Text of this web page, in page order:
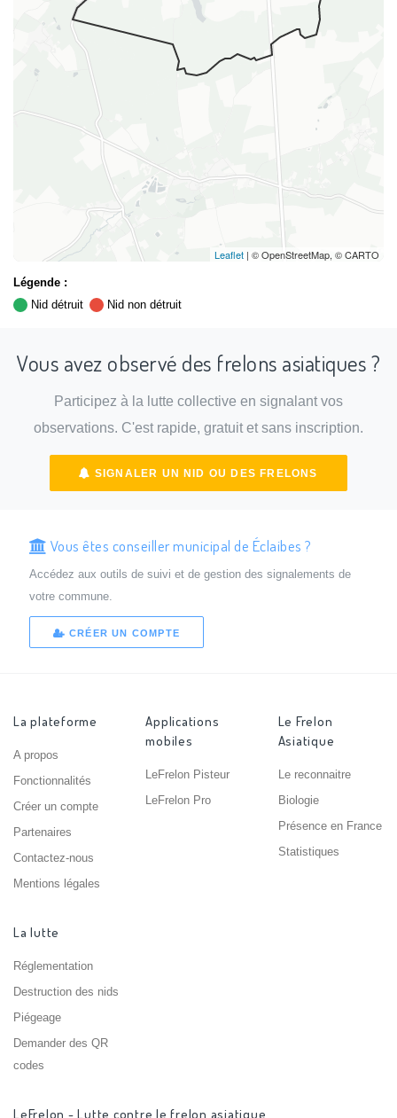
Leaflet | © OpenStreetMap, © CARTO
Légende :
Nid détruit
Nid non détruit
Vous avez observé des frelons asiatiques ?
Participez à la lutte collective en signalant vos
observations. C'est rapide, gratuit et sans inscription.
SIGNALER UN NID OU DES FRELONS
Vous êtes conseiller municipal de Éclaibes ?
Accédez aux outils de suivi et de gestion des signalements de
votre commune.
CRÉER UN COMPTE
La plateforme
A propos
Fonctionnalités
Créer un compte
Partenaires
Contactez-nous
Mentions légales
Applications
mobiles
LeFrelon Pisteur
LeFrelon Pro
Le Frelon
Asiatique
Le reconnaitre
Biologie
Présence en France
Statistiques
La lutte
Réglementation
Destruction des nids
Piégeage
Demander des QR
codes
LeFrelon - Lutte contre le frelon asiatique